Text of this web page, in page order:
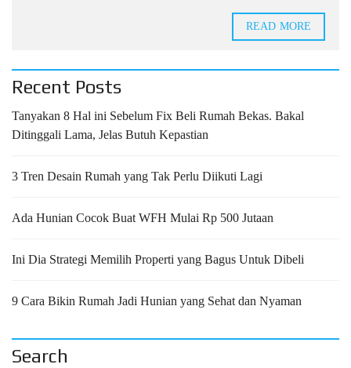
READ MORE
Recent Posts
Tanyakan 8 Hal ini Sebelum Fix Beli Rumah Bekas. Bakal
Ditinggali Lama, Jelas Butuh Kepastian
3 Tren Desain Rumah yang Tak Perlu Diikuti Lagi
Ada Hunian Cocok Buat WFH Mulai Rp 500 Jutaan
Ini Dia Strategi Memilih Properti yang Bagus Untuk Dibeli
9 Cara Bikin Rumah Jadi Hunian yang Sehat dan Nyaman
Search